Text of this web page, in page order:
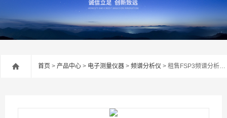
首页 > 产品中心 > 电子测量仪器 > 频谱分析仪 > 租售FSP3频谱分析仪罗德与施瓦茨FSP3